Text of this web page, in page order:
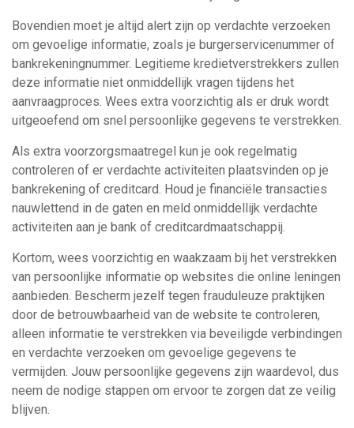
Bovendien moet je altijd alert zijn op verdachte verzoeken
om gevoelige informatie, zoals je burgerservicenummer of
bankrekeningnummer. Legitieme kredietverstrekkers zullen
deze informatie niet onmiddellijk vragen tijdens het
aanvraagproces. Wees extra voorzichtig als er druk wordt
uitgeoefend om snel persoonlijke gegevens te verstrekken.
Als extra voorzorgsmaatregel kun je ook regelmatig
controleren of er verdachte activiteiten plaatsvinden op je
bankrekening of creditcard. Houd je financiële transacties
nauwlettend in de gaten en meld onmiddellijk verdachte
activiteiten aan je bank of creditcardmaatschappij.
Kortom, wees voorzichtig en waakzaam bij het verstrekken
van persoonlijke informatie op websites die online leningen
aanbieden. Bescherm jezelf tegen frauduleuze praktijken
door de betrouwbaarheid van de website te controleren,
alleen informatie te verstrekken via beveiligde verbindingen
en verdachte verzoeken om gevoelige gegevens te
vermijden. Jouw persoonlijke gegevens zijn waardevol, dus
neem de nodige stappen om ervoor te zorgen dat ze veilig
blijven.